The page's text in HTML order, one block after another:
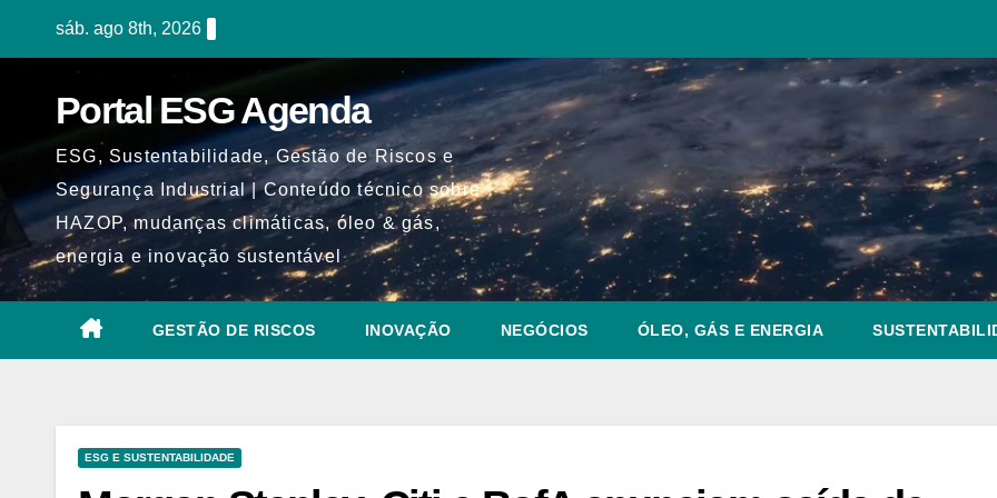
sáb. ago 8th, 2026
Portal ESG Agenda
ESG, Sustentabilidade, Gestão de Riscos e
Segurança Industrial | Conteúdo técnico sobre
HAZOP, mudanças climáticas, óleo & gás,
energia e inovação sustentável
GESTÃO DE RISCOS INOVAÇÃO NEGÓCIOS ÓLEO, GÁS E ENERGIA
ESG E SUSTENTABILIDADE